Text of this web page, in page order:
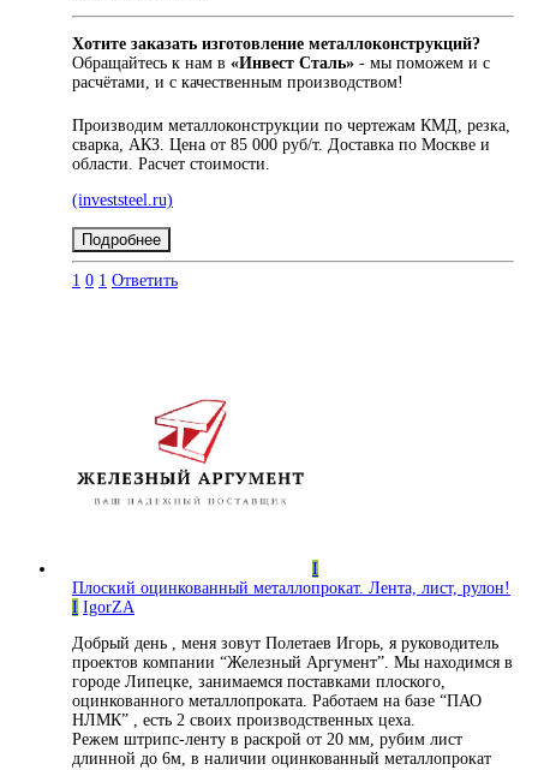
Хотите заказать изготовление металлоконструкций?
Обращайтесь к нам в «Инвест Сталь» - мы поможем и с
расчётами, и с качественным производством!
Производим металлоконструкции по чертежам КМД, резка,
сварка, АКЗ. Цена от 85 000 руб/т. Доставка по Москве и
области. Расчет стоимости.
(investsteel.ru)
Подробнее
1 0 1 Ответить
I
Плоский оцинкованный металлопрокат. Лента, лист, рулон!
I IgorZA
Добрый день , меня зовут Полетаев Игорь, я руководитель
проектов компании “Железный Аргумент”. Мы находимся в
городе Липецке, занимаемся поставками плоского,
оцинкованного металлопроката. Работаем на базе “ПАО
НЛМК” , есть 2 своих производственных цеха.
Режем штрипс-ленту в раскрой от 20 мм, рубим лист
длинной до 6м, в наличии оцинкованный металлопрокат